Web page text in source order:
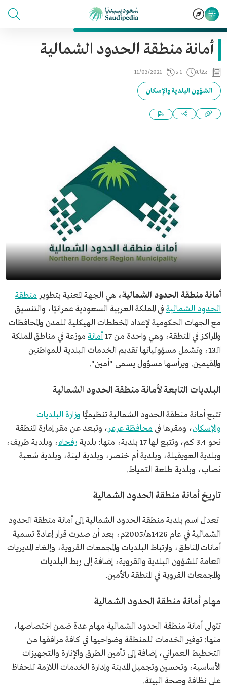
أمانة منطقة الحدود الشمالية
مقالة 1 د 11/03/2021
الشؤون البلدية والإسكان
أمانة منطقة الحدود الشمالية، هي الجهة المعنية بتطوير منطقة
الحدود الشمالية في المملكة العربية السعودية عمرانيًا، والتنسيق
مع الجهات الحكومية لإعداد المخططات الهيكلية للمدن والمحافظات
والمراكز في المنطقة، وهي واحدة من 17
أمانة موزعة في مناطق المملكة
الـ13، وتشمل مسؤولياتها تقديم الخدمات البلدية للمواطنين
والمقيمين. ويرأسها مسؤول يسمى "أمين".
البلديات التابعة لأمانة منطقة الحدود الشمالية
تتبع أمانة منطقة الحدود الشمالية تنظيميًّا وزارة البلديات
والإسكان، ومقرها في محافظة عرعر، وتبعد عن مقر إمارة المنطقة
نحو 3.4 كم، وتتبع لها 17 بلدية، منها: بلدية
رفحاء، وبلدية طريف،
وبلدية العويقيلة، وبلدية أم خنصر، وبلدية لينة، وبلدية شعبة
نصاب، وبلدية طلعة التمياط.
تاريخ أمانة منطقة الحدود الشمالية
تعدل اسم بلدية منطقة الحدود الشمالية إلى أمانة منطقة الحدود
الشمالية في عام 1426هـ/2005م، بعد أن صدرت قرار إعادة تسمية
أمانات المناطق، وارتباط البلديات والمجمعات القروية، وإلغاء المديريات
العامة للشؤون البلدية والقروية، إضافة إلى ربط البلديات
والمجمعات القروية في المنطقة بالأمين.
مهام أمانة منطقة الحدود الشمالية
تتولى أمانة منطقة الحدود الشمالية مهام عدة ضمن اختصاصها،
منها: توفير الخدمات للمنطقة وضواحيها في كافة مرافقها من
التخطيط العمراني، إضافة إلى تأمين الطرق والإنارة والتجهيزات
الأساسية، وتحسين وتجميل المدينة وإدارة الخدمات اللازمة للحفاظ
على نظافة وصحة البيئة.